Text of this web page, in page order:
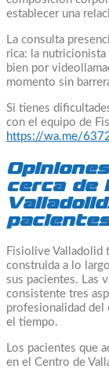
establecer una
La consulta
rica: la
bien por
momento sin
Si tienes
con el equipo de
https://wa.me/
cerca de
Fisiolive Valladolid
construida a lo
sus pacientes. Las
consistente tres
profesionalidad del
el tiempo.
Los pacientes que
en el Centro de